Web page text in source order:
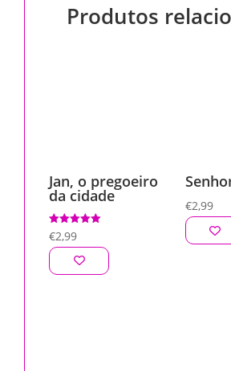
Produtos
Jan, o pregoeiro
da cidade
Avaliação
5.00
de 5
€2,99
€2,99